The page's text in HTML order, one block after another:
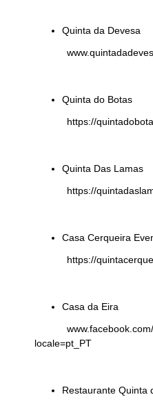
Quinta da Devesa
Quinta do Botas
https://
Quinta Das Lamas
https://
Casa Cerqueira
https://
Casa da Eira
locale=pt_PT
Restaurante Quinta